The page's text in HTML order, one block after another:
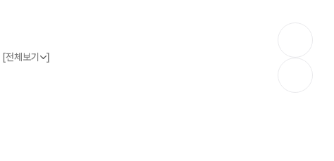
[전체보기 ]